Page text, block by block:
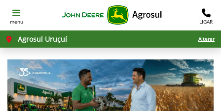
menu LIGAR
Agrosul Uruçuí Alterar